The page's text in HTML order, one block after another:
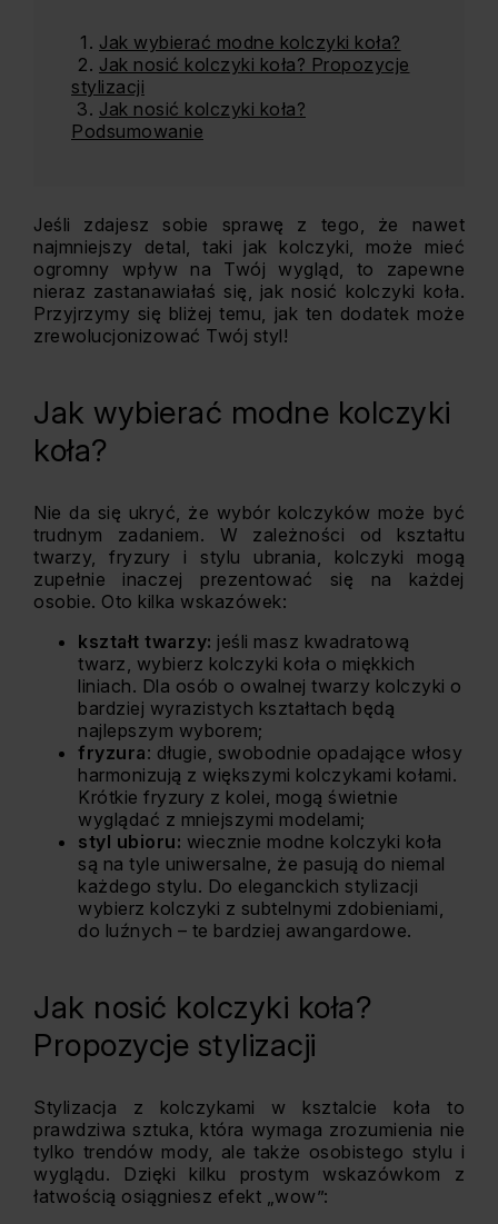
Jak wybierać modne kolczyki koła?
Jak nosić kolczyki koła? Propozycje
stylizacji
Jak nosić kolczyki koła?
Podsumowanie
Jeśli zdajesz sobie sprawę z tego, że nawet
najmniejszy detal, taki jak kolczyki, może mieć
ogromny wpływ na Twój wygląd, to zapewne
nieraz zastanawiałaś się, jak nosić kolczyki koła.
Przyjrzymy się bliżej temu, jak ten dodatek może
zrewolucjonizować Twój styl!
Jak wybierać modne kolczyki
koła?
Nie da się ukryć, że wybór kolczyków może być
trudnym zadaniem. W zależności od kształtu
twarzy, fryzury i stylu ubrania, kolczyki mogą
zupełnie inaczej prezentować się na każdej
osobie. Oto kilka wskazówek:
kształt twarzy: jeśli masz kwadratową
twarz, wybierz kolczyki koła o miękkich
liniach. Dla osób o owalnej twarzy kolczyki o
bardziej wyrazistych kształtach będą
najlepszym wyborem;
fryzura: długie, swobodnie opadające włosy
harmonizują z większymi kolczykami kołami.
Krótkie fryzury z kolei, mogą świetnie
wyglądać z mniejszymi modelami;
styl ubioru: wiecznie modne kolczyki koła
są na tyle uniwersalne, że pasują do niemal
każdego stylu. Do eleganckich stylizacji
wybierz kolczyki z subtelnymi zdobieniami,
do luźnych – te bardziej awangardowe.
Jak nosić kolczyki koła?
Propozycje stylizacji
Stylizacja z kolczykami w ksztalcie koła to
prawdziwa sztuka, która wymaga zrozumienia nie
tylko trendów mody, ale także osobistego stylu i
wyglądu. Dzięki kilku prostym wskazówkom z
łatwością osiągniesz efekt „wow”: